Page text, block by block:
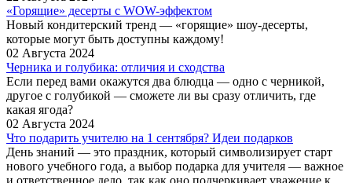
«Горящие» десерты с WOW-эффектом
Новый кондитерский тренд — «горящие» шоу-десерты,
которые могут быть доступны каждому!
02 Августа 2024
Черника и голубика: отличия и сходства
Если перед вами окажутся два блюдца — одно с черникой,
другое с голубикой — сможете ли вы сразу отличить, где
какая ягода?
02 Августа 2024
Что подарить учителю на 1 сентября? Идеи подарков
День знаний — это праздник, который символизирует старт
нового учебного года, а выбор подарка для учителя — важное